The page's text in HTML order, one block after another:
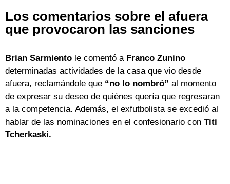
Los comentarios sobre el afuera
que provocaron las sanciones
Brian Sarmiento le comentó aFranco Zunino
determinadas actividades de la casa que vio desde
afuera, reclamándole que “no lo nombró” al momento
de expresar su deseo de quiénes quería que regresaran
a la competencia. Además, el exfutbolista se excedió al
hablar de las nominaciones en el confesionario con Titi
Tcherkaski.